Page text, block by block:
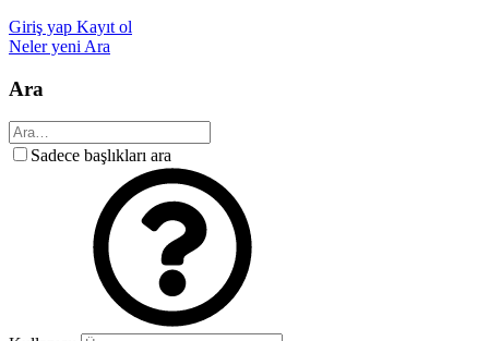
Giriş yap Kayıt ol
Neler yeni Ara
Ara
Sadece başlıkları ara